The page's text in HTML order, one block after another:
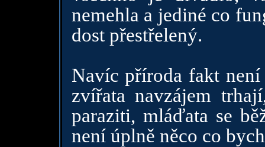
nemehla a jediné co
dost přestřelený.
Navíc příroda fakt
zvířata navzájem
paraziti, mláďata se
není úplně něco co